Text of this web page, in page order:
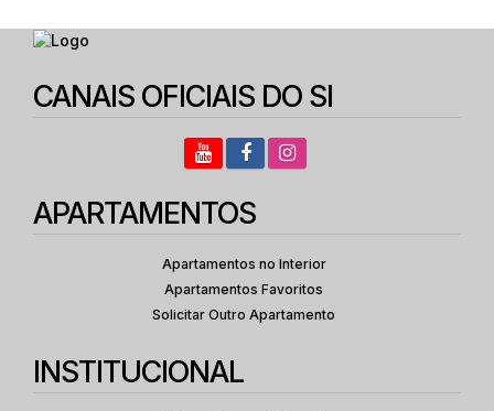
CANAIS OFICIAIS DO SI
APARTAMENTOS
Apartamentos no Interior
Apartamentos Favoritos
Solicitar Outro Apartamento
INSTITUCIONAL